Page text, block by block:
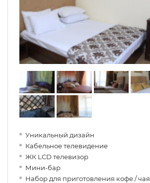
Уникальный дизайн
Кабельное телевидение
ЖК LCD телевизор
Мини-бар
Набор для приготовления кофе / чая